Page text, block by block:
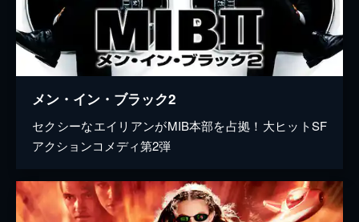
メン・イン・ブラック2
セクシーなエイリアンがMIB本部を占拠！大ヒットSF
アクションコメディ第2弾